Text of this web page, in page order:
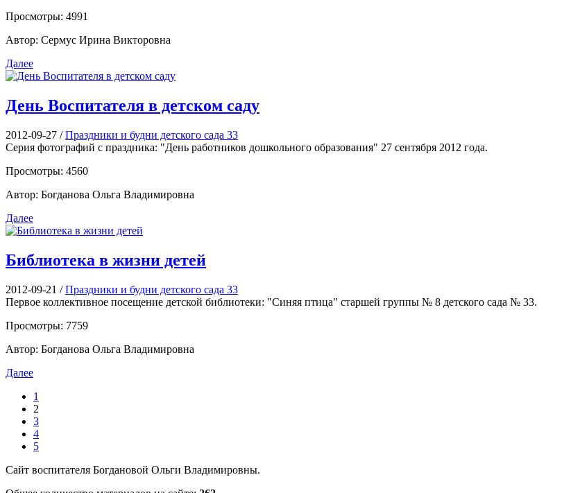
Просмотры: 4991
Автор: Сермус Ирина Викторовна
Далее
День Воспитателя в детском саду
2012-09-27 /Праздники и будни детского сада 33
Серия фотографий с праздника: "День работников дошкольного образования" 27 сентября 2012 года.
Просмотры: 4560
Автор: Богданова Ольга Владимировна
Далее
Библиотека в жизни детей
2012-09-21 /Праздники и будни детского сада 33
Первое коллективное посещение детской библиотеки: "Синяя птица" старшей группы № 8 детского сада № 33.
Просмотры: 7759
Автор: Богданова Ольга Владимировна
Далее
1
2
3
4
5
Сайт воспитателя Богдановой Ольги Владимировны.